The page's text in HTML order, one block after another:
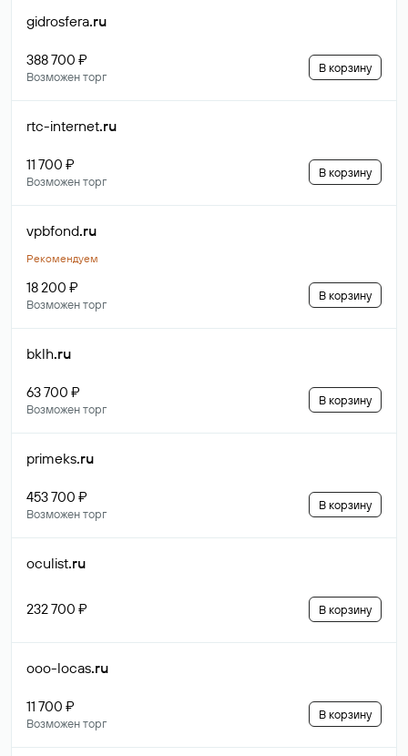
gidrosfera.ru
388 700 ₽
Возможен торг
В корзину
rtc-internet.ru
11 700 ₽
Возможен торг
В корзину
vpbfond.ru
Рекомендуем
18 200 ₽
Возможен торг
В корзину
bklh.ru
63 700 ₽
Возможен торг
В корзину
primeks.ru
453 700 ₽
Возможен торг
В корзину
oculist.ru
232 700 ₽ В корзину
ooo-locas.ru
11 700 ₽
Возможен торг
В корзину